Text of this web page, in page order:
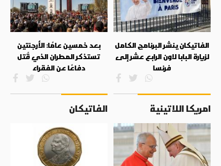
الفاتيكان ينشر البرنامج الكامل
لزيارة البابا لاون الرابع عشر إلى
فرنسا
بعد خمسين عامًا: الأرجنتين
تستذكر المطران الذي قُتل
دفاعًا عن الفقراء
امريكا اللاتينية الفاتيكان